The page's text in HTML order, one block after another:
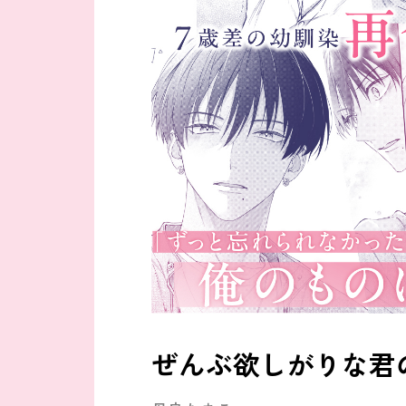
ぜんぶ欲しがりな君